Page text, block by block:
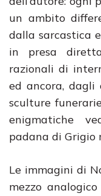
un ambito
dalla sarcastica
in presa
razionali di
ed ancora,
sculture
enigmatiche
padana di Grigio
Le immagini di
mezzo